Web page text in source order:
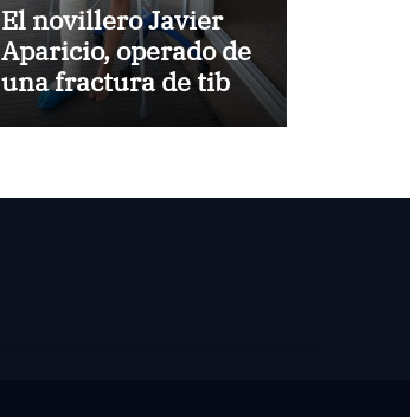
El novillero Javier
Aparicio, operado de
una fractura de tibia
y peroné